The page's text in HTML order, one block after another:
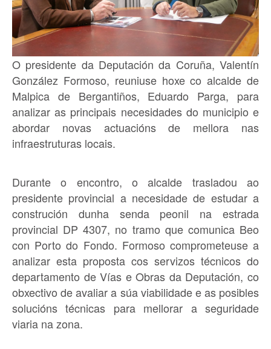
O presidente da Deputación da Coruña, Valentín
González Formoso, reuniuse hoxe co alcalde de
Malpica de Bergantiños, Eduardo Parga, para
analizar as principais necesidades do municipio e
abordar novas actuacións de mellora nas
infraestruturas locais.
Durante o encontro, o alcalde trasladou ao
presidente provincial a necesidade de estudar a
construción dunha senda peonil na estrada
provincial DP 4307, no tramo que comunica Beo
con Porto do Fondo. Formoso comprometeuse a
analizar esta proposta cos servizos técnicos do
departamento de Vías e Obras da Deputación, co
obxectivo de avaliar a súa viabilidade e as posibles
solucións técnicas para mellorar a seguridade
viaria na zona.